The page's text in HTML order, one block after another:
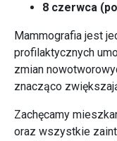
8 czerwca
Mammografia jest
profilaktycznych
zmian
znacząco
Zachęcamy
oraz wszystkie